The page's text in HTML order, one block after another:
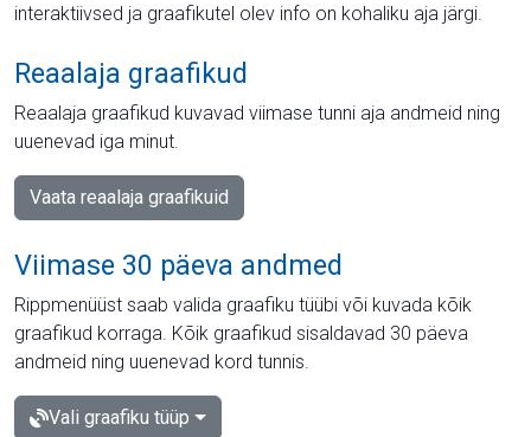
interaktiivsed ja graafikutel olev info on kohaliku aja järgi.
Reaalaja graafikud
Reaalaja graafikud kuvavad viimase tunni aja andmeid ning
uuenevad iga minut.
Vaata reaalaja graafikuid
Viimase 30 päeva andmed
Rippmenüüst saab valida graafiku tüübi või kuvada kõik
graafikud korraga. Kõik graafikud sisaldavad 30 päeva
andmeid ning uuenevad kord tunnis.
Vali graafiku tüüp